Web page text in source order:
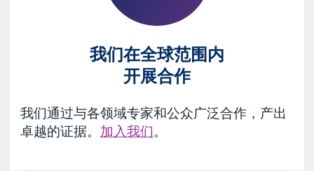
我们在全球范围内
开展合作
我们通过与各领域专家和公众广泛合作，产出
卓越的证据。 加入我们。